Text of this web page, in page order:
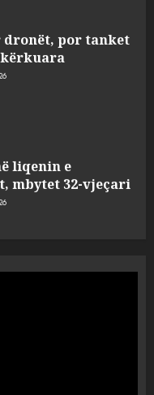
mbytet 32-vjeçari
fundosja e Euros,